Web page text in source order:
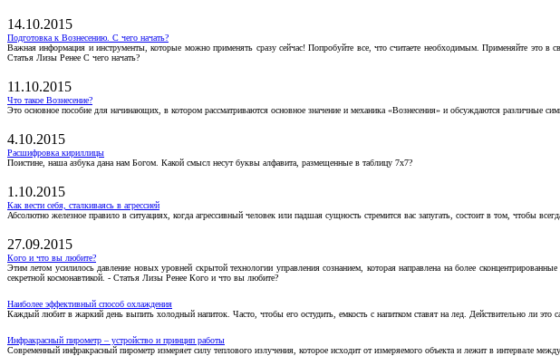
14.10.2015
Подготовка к Вознесению. С чего начать?
Важная информация и инструменты, которые можно применять сразу сейчас! Попробуйте все, что считаете необходимым. Применяйте это в
Статья Лизы Ренее С чего начать?
11.10.2015
Что такое Вознесение?
Это основное пособие для начинающих, в котором рассматриваются основное значение и механика «Вознесения» и обсуждаются
4.10.2015
Расшифровка кириллицы
Поистине, наша азбука дана нам Богом. Какой смысл несут буквы алфавита, размещенные в таблицу 7х7?
1.10.2015
Как вести себя, сталкиваясь в агрессией
Абсолютно железное правило в ситуациях, когда агрессивный человек или падшая сущность стремится вас запугать, состоит в том, чтобы
27.09.2015
Кого и что вы любите?
Этим летом усилилось давление новых уровней скрытой технологии управления сознанием, которая направлена на более
секретной космонавтикой. - Статья Лизы Ренее Кого и что вы любите?
Наиболее эффективный способ охлаждения
Каждый любит в жаркий день выпить холодный напиток. Часто, чтобы его остудить, емкость с напитком ставят на лед. Действительно ли это
Инфракрасный пирометр – устройство и принцип работы
Современный инфракрасный пирометр измеряет силу теплового излучения, которое исходит от измеряемого объекта и лежит в интервале